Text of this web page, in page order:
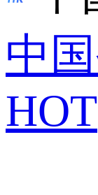
中
HOT